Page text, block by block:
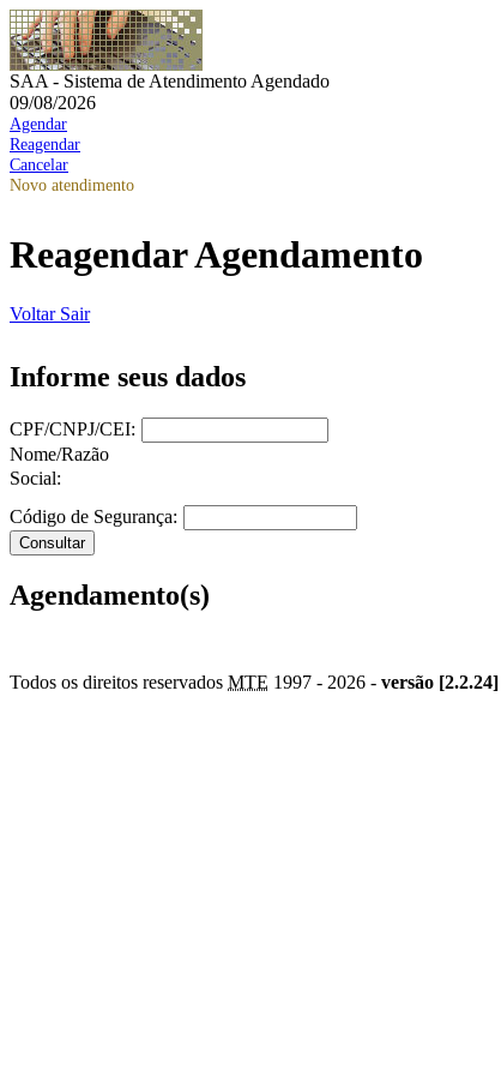
SAA - Sistema de Atendimento Agendado
09/08/2026
Agendar
Reagendar
Cancelar
Novo atendimento
Reagendar Agendamento
Voltar Sair
Informe seus dados
CPF/CNPJ/CEI:
Nome/Razão
Social:
Código de Segurança:
Agendamento(s)
Todos os direitos reservados MTE 1997 - 2026 - versão [2.2.24]